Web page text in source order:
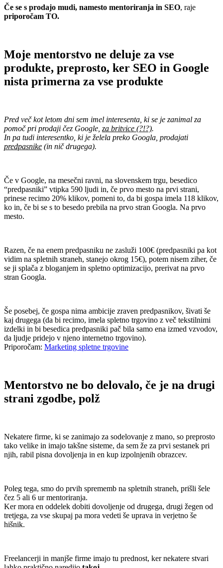
Če se s prodajo mudi, namesto mentoriranja in SEO, raje
priporočam TO.
Moje mentorstvo ne deluje za vse
produkte, preprosto, ker SEO in Google
nista primerna za vse produkte
Pred več kot letom dni sem imel interesenta, ki se je zanimal za
pomoč pri prodaji čez Google, za britvice (?!?).
In pa tudi interesentko, ki je želela preko Googla, prodajati
predpasnike (in nič drugega).
Če v Google, na mesečni ravni, na slovenskem trgu, besedico
“predpasniki” vtipka 590 ljudi in, če prvo mesto na prvi strani,
prinese recimo 20% klikov, pomeni to, da bi gospa imela 118 klikov,
ko in, če bi se s to besedo prebila na prvo stran Googla. Na prvo
mesto.
Razen, če na enem predpasniku ne zasluži 100€ (predpasniki pa kot
vidim na spletnih straneh, stanejo okrog 15€), potem nisem ziher, če
se ji splača z bloganjem in spletno optimizacijo, prerivat na prvo
stran Googla.
Še posebej, če gospa nima ambicije zraven predpasnikov, šivati še
kaj drugega (da bi recimo, imela spletno trgovino z več tekstilnimi
izdelki in bi besedica predpasniki pač bila samo ena izmed vzvodov,
da ljudje pridejo v njeno internetno trgovino).
Priporočam: Marketing spletne trgovine
Mentorstvo ne bo delovalo, če je na drugi
strani zgodbe, polž
Nekatere firme, ki se zanimajo za sodelovanje z mano, so preprosto
tako velike in imajo takšne sisteme, da sem že za prvi sestanek pri
njih, rabil pisna dovoljenja in en kup izpolnjenih obrazcev.
Poleg tega, smo do prvih sprememb na spletnih straneh, prišli šele
čez 5 ali 6 ur mentoriranja.
Ker mora en oddelek dobiti dovoljenje od drugega, drugi žegen od
tretjega, za vse skupaj pa mora vedeti še uprava in verjetno še
hišnik.
Freelancerji in manjše firme imajo tu prednost, ker nekatere stvari